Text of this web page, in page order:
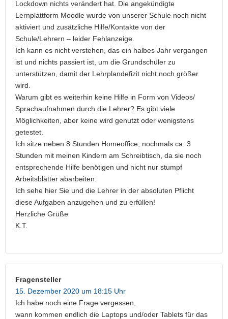
Lockdown nichts verändert hat. Die angekündigte
Lernplattform Moodle wurde von unserer Schule noch nicht
aktiviert und zusätzliche Hilfe/Kontakte von der
Schule/Lehrern – leider Fehlanzeige.
Ich kann es nicht verstehen, das ein halbes Jahr vergangen
ist und nichts passiert ist, um die Grundschüler zu
unterstützen, damit der Lehrplandefizit nicht noch größer
wird.
Warum gibt es weiterhin keine Hilfe in Form von Videos/
Sprachaufnahmen durch die Lehrer? Es gibt viele
Möglichkeiten, aber keine wird genutzt oder wenigstens
getestet.
Ich sitze neben 8 Stunden Homeoffice, nochmals ca. 3
Stunden mit meinen Kindern am Schreibtisch, da sie noch
entsprechende Hilfe benötigen und nicht nur stumpf
Arbeitsblätter abarbeiten.
Ich sehe hier Sie und die Lehrer in der absoluten Pflicht
diese Aufgaben anzugehen und zu erfüllen!
Herzliche Grüße
K.T.
Fragensteller
15. Dezember 2020 um 18:15 Uhr
Ich habe noch eine Frage vergessen,
wann kommen endlich die Laptops und/oder Tablets für das